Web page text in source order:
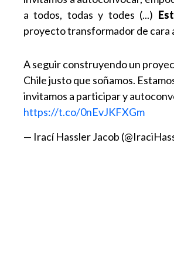
a todos, todas y todes (...)
proyecto transformador de cara
A seguir construyendo un
Chile justo que soñamos.
invitamos a participar y
https://t.co/0nEvJKFXGm
— Irací Hassler Jacob